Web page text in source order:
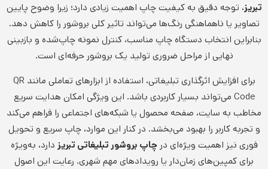
تبریز، توجه دقیق به کیفیت چاپ اهمیت زیادی دارد؛ زیرا وضوح پایین
تصاویر یا ناهماهنگی رنگ‌ها می‌تواند تاثیر کلی بروشور را کاهش دهد.
بنابراین انتخاب دستگاه چاپ مناسب، کنترل نمونه چاپ‌شده و بازبینی
نهایی از مراحل ضروری تولید یک بروشور حرفه‌ای است.
برای افزایش اثرگذاری تبلیغاتی، استفاده از ابزارهای تعاملی مانند QR
Code می‌تواند بسیار کاربردی باشد. این ویژگی امکان هدایت سریع
مخاطب به سایت، صفحه محصول یا شبکه‌های اجتماعی را فراهم می‌کند
و تجربه کاربر را بهبود می‌بخشد. در کنار این موارد، چاپ سریع و تحویل
فوری نیز اهمیت ویژه‌ای درچاپ بروشور تبلیغاتی تبریز دارد، به‌ویژه
برای کمپین‌های زمان‌دار یا رویدادهای مهم شهری. رعایت این اصول